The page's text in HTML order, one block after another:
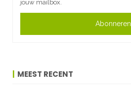
jouw mailbox.
Abonneren
MEEST RECENT